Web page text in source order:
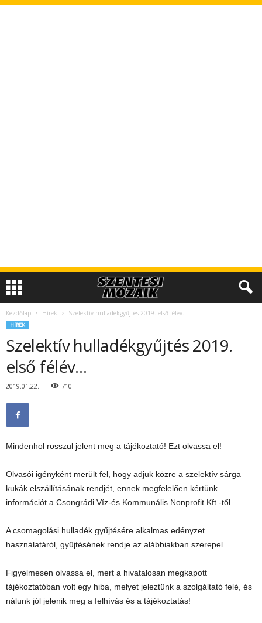
Kezdőlap Hírek Szelektív hulladékgyűjtés 2019. első félév…
HÍREK
Szelektív hulladékgyűjtés 2019.
első félév…
2019.01.22. 710
Mindenhol rosszul jelent meg a tájékoztató! Ezt olvassa el!
Olvasói igényként merült fel, hogy adjuk közre a szelektív sárga
kukák elszállításának rendjét, ennek megfelelően kértünk
információt a Csongrádi Víz-és Kommunális Nonprofit Kft.-től
A csomagolási hulladék gyűjtésére alkalmas edényzet
használatáról, gyűjtésének rendje az alábbiakban szerepel.
Figyelmesen olvassa el, mert a hivatalosan megkapott
tájékoztatóban volt egy hiba, melyet jeleztünk a szolgáltató felé, és
nálunk jól jelenik meg a felhívás és a tájékoztatás!